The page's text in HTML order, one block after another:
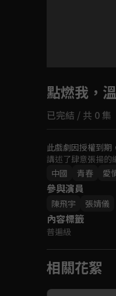
點燃我，
已完結 / 共 0 集
此戲劇因授權到期
講述了肆意張揚的
中國
青春 愛
參與演員
陳飛宇 張婧儀
內容標籤
普遍級
相關花絮